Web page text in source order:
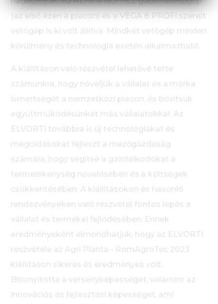
(az első ezen a piacon) és a VEGA 8 PROFI szerelt
vetőgép is ki volt állítva. Mindkét vetőgép minden
körülmény és technológia esetén alkalmazható.
A kiállításon való részvétel lehetővé tette
számunkra, hogy növeljük a vállalat és a márka
ismertségét a nemzetközi piacon, és bővítsük
együttműködésünket más vállalatokkal. Az
ELVORTI továbbra is új technológiákat és
megoldásokat fejleszt a mezőgazdaság
számára, hogy segítse a gazdálkodókat a
termelékenység növelésében és a költségek
csökkentésében. A kiállításokon és hasonló
rendezvényeken való részvétel fontos lépés a
vállalat és termékei fejlődésében. Ennek
eredményeként elmondhatjuk, hogy az ELVORTI
részvétele az Agri Planta - RomAgroTec 2023
kiállításon sikeres és eredményes volt.
Bizonyította a versenyképességet, valamint az
innovációs és fejlesztési képességet, ami